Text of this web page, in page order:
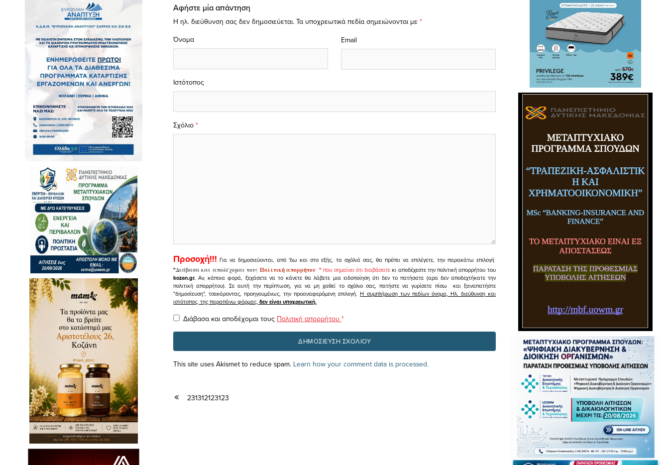
Αφήστε μία απάντηση
Η ηλ. διεύθυνση σας δεν δημοσιεύεται. Τα υποχρεωτικά πεδία σημειώνονται με *
Σχόλιο *
Όνομα Email
Ιστότοπος
Προσοχή!!! Για να δημοσιεύονται, από 'δω και στο εξής, τα σχόλιά σας, θα πρέπει να επιλέγετε, την παρακάτω επιλογή
"Διάβασα και αποδέχομαι τουςΠολιτική απορρήτου " που σημαίνει ότι διαβάσατεκι αποδέχεστε την πολιτική απορρήτου του
kozan.gr. Αν, κάποια φορά, ξεχάσετε να το κάνετε θα λάβετε μια ειδοποίηση ότι δεν το πατήσατε (αρα δεν αποδεχτήκατε την
πολιτική απορρήτου). Σε αυτή την περίπτωση, για να μη χαθεί το σχόλιο σας, πατήστε να γυρίσετε πίσω και ξαναπατήστε
"δημοσίευση", τσεκάροντας, προηγουμένως, την προαναφερόμενη επιλογή.Η συμπλήρωση των πεδίων όνομα, Ηλ. διεύθυνση και
ιστότοπος, της παραπάνω φόρμας, δεν είναι υποχρεωτική.
Διάβασα και αποδέχομαι τους Πολιτική απορρήτου *
This site uses Akismet to reduce spam. Learn how your comment data is processed.
231312123123